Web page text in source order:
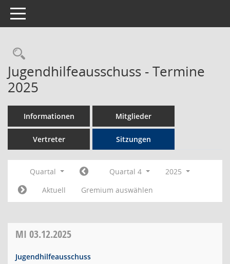
Toggle navigation
Rechercheauswahl
Jugendhilfeausschuss - Termine
2025
Informationen Mitglieder
Vertreter Sitzungen
Quartal Quartal 4
2025
Aktuell
Gremium auswählen
MI 03.12.2025
Jugendhilfeausschuss